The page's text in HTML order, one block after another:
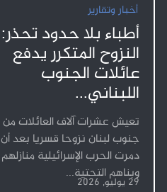
أخبار وتقارير
أطباء بلا حدود تحذر:
النزوح المتكرر يدفع
عائلات الجنوب
اللبناني...
تعيش عشرات آلاف العائلات من
جنوب لبنان نزوحا قسريا بعد أن
دمرت الحرب الإسرائيلية منازلهم
وبناهم التحتية...
29 يوليو, 2026